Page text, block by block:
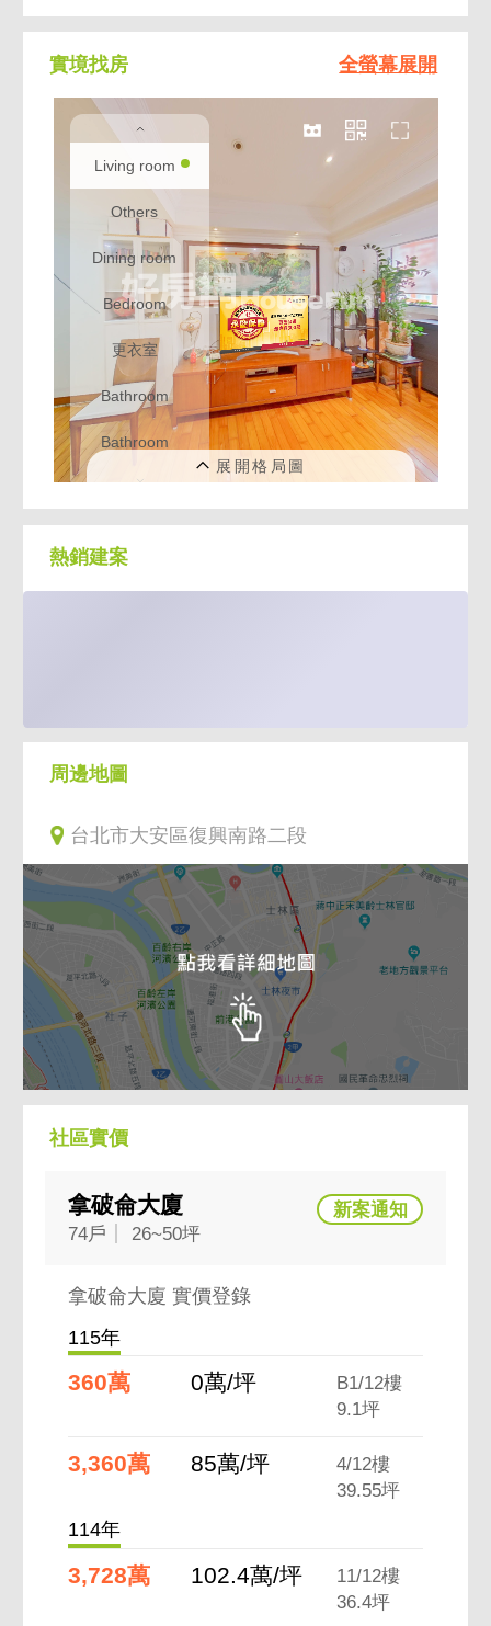
實境找房 全螢幕展開
熱銷建案
周邊地圖
台北市大安區復興南路二段
社區實價
拿破侖大廈
74戶 26~50坪
拿破侖大廈 實價登錄
115年
360萬 0萬/坪
B1/12樓
9.1坪
3,360萬 85萬/坪
4/12樓
39.55坪
114年
3,728萬 102.4萬/坪
11/12樓
36.4坪